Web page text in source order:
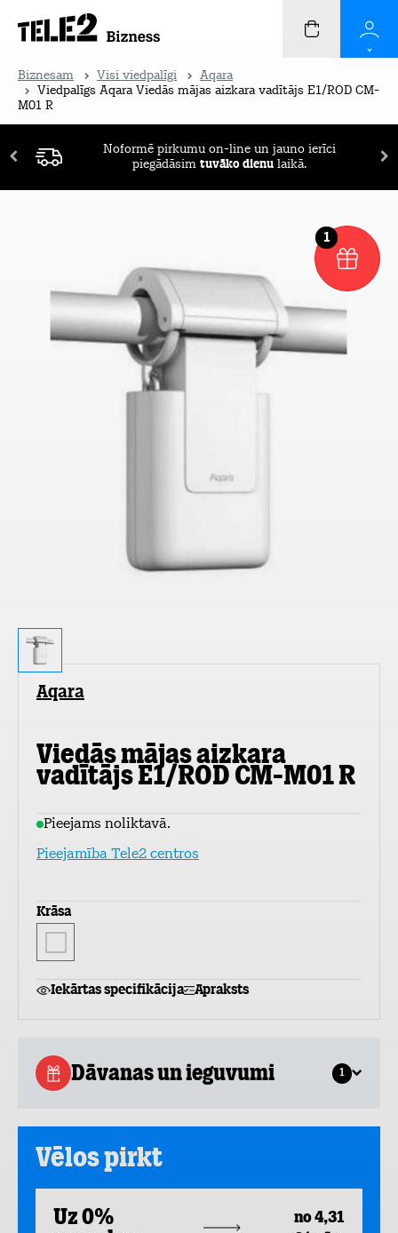
Biznesam Visi viedpalīgi
Aqara
Viedpalīgs Aqara Viedās mājas aizkara vadītājs E1/ROD CM-
M01 R
Noformē pirkumu on-line un jauno ierīci
piegādāsim tuvāko dienu laikā.
1
Aqara
Viedās mājas aizkara
vadītājs E1/ROD CM-M01 R
Pieejams noliktavā.
Pieejamība Tele2 centros
Krāsa
Iekārtas specifikācija Apraksts
Dāvanas un ieguvumi 1
Vēlos pirkt
Uz 0%
no 4,31